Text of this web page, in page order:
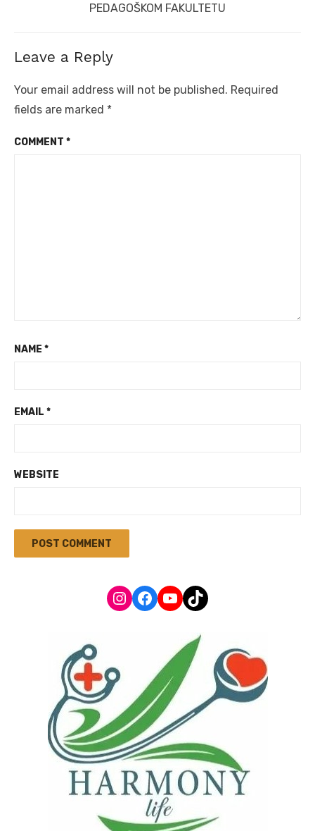
PEDAGOŠKOM FAKULTETU
Leave a Reply
Your email address will not be published. Required
fields are marked *
COMMENT *
NAME *
EMAIL *
WEBSITE
Instagram
Facebook
YouTube
TikTok